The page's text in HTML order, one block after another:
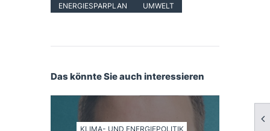
ENERGIESPARPLAN
UMWELT
Das könnte Sie auch interessieren
KLIMA- UND ENERGIEPOLITIK